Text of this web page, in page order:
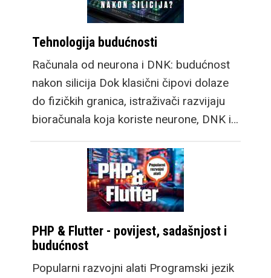
Tehnologija budućnosti
Računala od neurona i DNK: budućnost
nakon silicija Dok klasični čipovi dolaze
do fizičkih granica, istraživači razvijaju
bioračunala koja koriste neurone, DNK i…
PHP & Flutter - povijest, sadašnjost i
budućnost
Popularni razvojni alati Programski jezik